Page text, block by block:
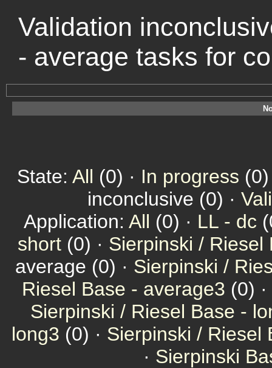
Validation
- average tasks for
State: All (0) · In progress
inconclusive (0) ·
Application: All (0) · LL - dc
short (0) · Sierpinski / Riesel
average (0) · Sierpinski /
Riesel Base - average3 (0) ·
Sierpinski / Riesel Base -
long3 (0) · Sierpinski / Riesel
· Sierpinski